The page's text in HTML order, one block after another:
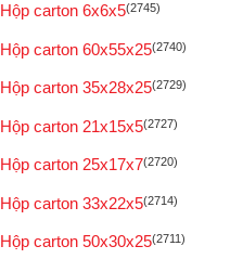
Hộp carton 6x6x5(2745)
Hộp carton 60x55x25(2740)
Hộp carton 35x28x25(2729)
Hộp carton 21x15x5(2727)
Hộp carton 25x17x7(2720)
Hộp carton 33x22x5(2714)
Hộp carton 50x30x25(2711)